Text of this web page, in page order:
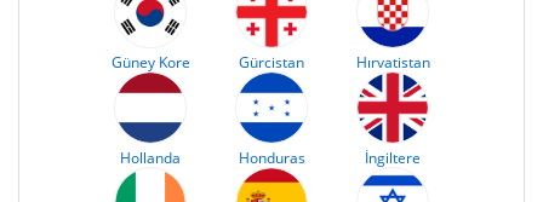
Güney Kore Gürcistan Hırvatistan
Hollanda Honduras İngiltere